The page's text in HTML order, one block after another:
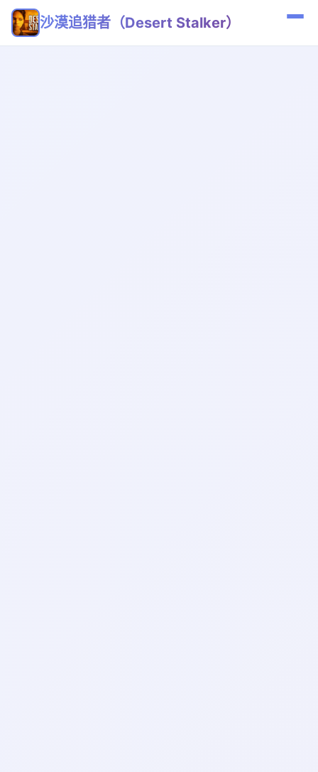
沙漠追猎者（Desert Stalker）